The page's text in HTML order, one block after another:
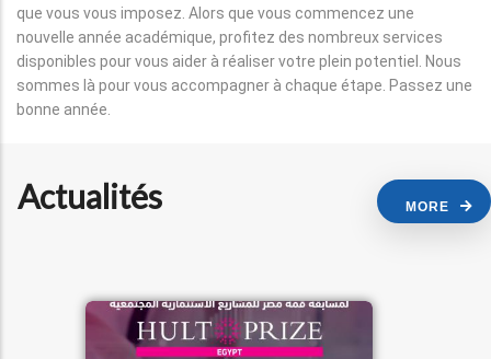
que vous vous imposez. Alors que vous commencez une
nouvelle année académique, profitez des nombreux services
disponibles pour vous aider à réaliser votre plein potentiel. Nous
sommes là pour vous accompagner à chaque étape. Passez une
bonne année.
Actualités MORE